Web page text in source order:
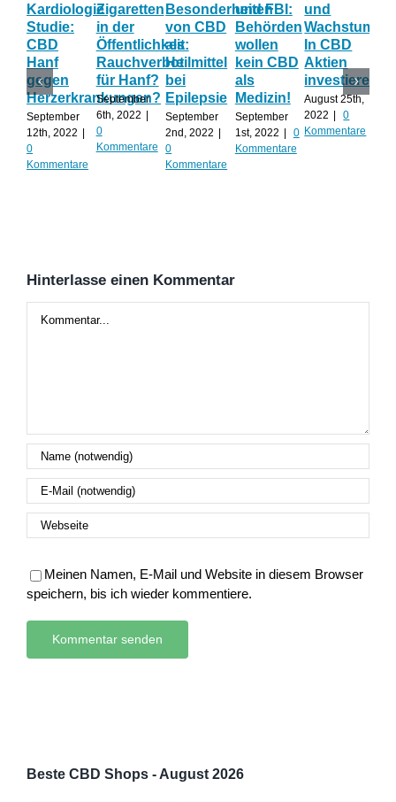
Kardiologie
Studie:
CBD
Hanf
gegen
Herzerkrankungen?
September
12th, 2022
0
Kommentare
Zigaretten
in der
Öffentlichkeit:
Rauchverbot
für Hanf?
September
6th, 2022
0
Kommentare
Besonderheiten
von CBD
als
Heilmittel
bei
Epilepsie
September
2nd, 2022
0
Kommentare
und FBI:
Behörden
wollen
kein CBD
als
Medizin!
September
1st, 2022
0
Kommentare
und
Wachstum:
In CBD
Aktien
investieren?
August 25th,
2022
0
Kommentare
Hinterlasse einen Kommentar
Meinen Namen, E-Mail und Website in diesem Browser
speichern, bis ich wieder kommentiere.
Beste CBD Shops - August 2026